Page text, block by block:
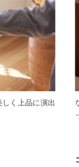
く上品に演出